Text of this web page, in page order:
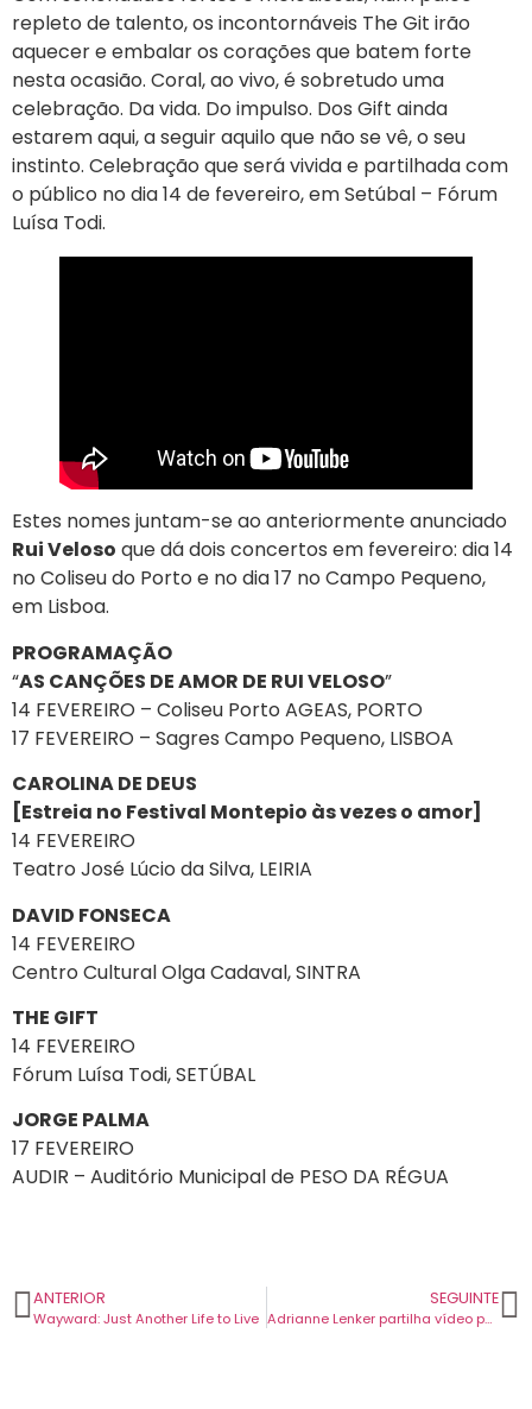
repleto de talento, os incontornáveis The Git irão
aquecer e embalar os corações que batem forte
nesta ocasião. Coral, ao vivo, é sobretudo uma
celebração. Da vida. Do impulso. Dos Gift ainda
estarem aqui, a seguir aquilo que não se vê, o seu
instinto. Celebração que será vivida e partilhada com
o público no dia 14 de fevereiro, em Setúbal – Fórum
Luísa Todi.
Estes nomes juntam-se ao anteriormente anunciado
Rui Veloso que dá dois concertos em fevereiro: dia 14
no Coliseu do Porto e no dia 17 no Campo Pequeno,
em Lisboa.
PROGRAMAÇÃO
“AS CANÇÕES DE AMOR DE RUI VELOSO”
14 FEVEREIRO – Coliseu Porto AGEAS, PORTO
17 FEVEREIRO – Sagres Campo Pequeno, LISBOA
CAROLINA DE DEUS
[Estreia no Festival Montepio às vezes o amor]
14 FEVEREIRO
Teatro José Lúcio da Silva, LEIRIA
DAVID FONSECA
14 FEVEREIRO
Centro Cultural Olga Cadaval, SINTRA
THE GIFT
14 FEVEREIRO
Fórum Luísa Todi, SETÚBAL
JORGE PALMA
17 FEVEREIRO
AUDIR – Auditório Municipal de PESO DA RÉGUA
ANTERIOR
Wayward: Just Another Life to Live
SEGUINTE
Adrianne Lenker partilha vídeo para o seu novo tema “Ruined”.